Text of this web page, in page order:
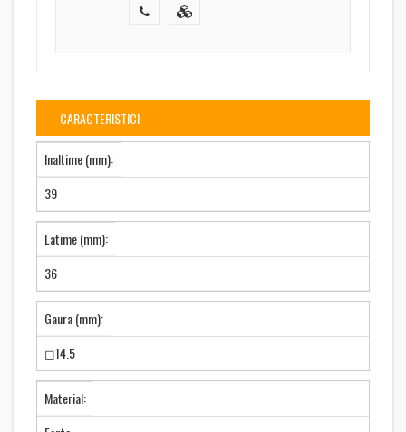
CARACTERISTICI
Inaltime (mm):
39
Latime (mm):
36
Gaura (mm):
◻14.5
Material: